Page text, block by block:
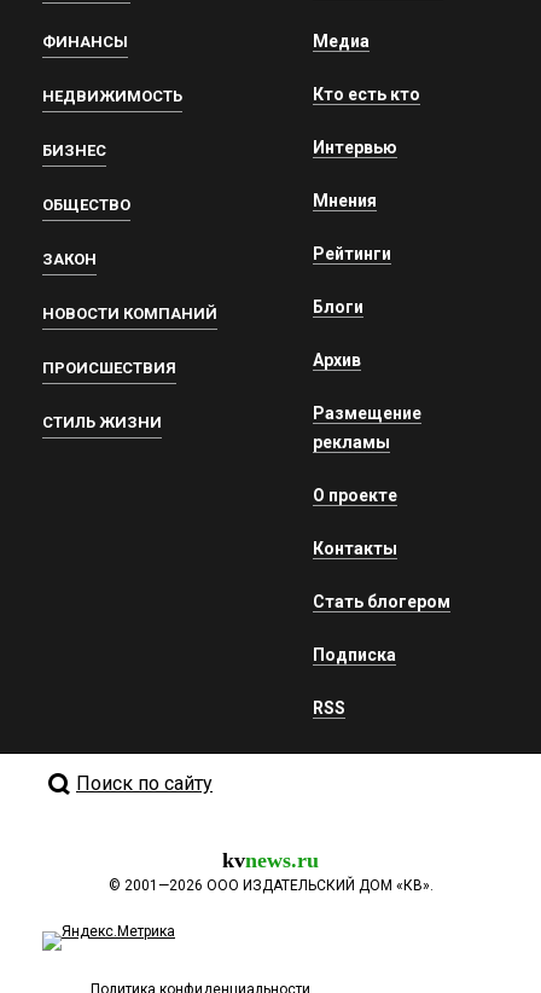
ФИНАНСЫ
НЕДВИЖИМОСТЬ
БИЗНЕС
ОБЩЕСТВО
ЗАКОН
НОВОСТИ КОМПАНИЙ
ПРОИСШЕСТВИЯ
СТИЛЬ ЖИЗНИ
Медиа
Кто есть кто
Интервью
Мнения
Рейтинги
Блоги
Архив
Размещение
рекламы
О проекте
Контакты
Стать блогером
Подписка
RSS
Поиск по сайту
kvnews.ru
© 2001—2026 ООО ИЗДАТЕЛЬСКИЙ ДОМ «КВ».